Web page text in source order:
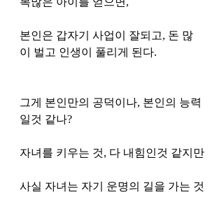
본인은 갑자기 사업이 잘되고, 돈 많
이 벌고 인생이 풀리게 된다.
그게 본인만의 공덕이나, 본인의 능력
일것 같나?
자녀를 키우는 것, 다 내힘인것 같지만
사실 자녀는 자기 운명의 길을 가는 것